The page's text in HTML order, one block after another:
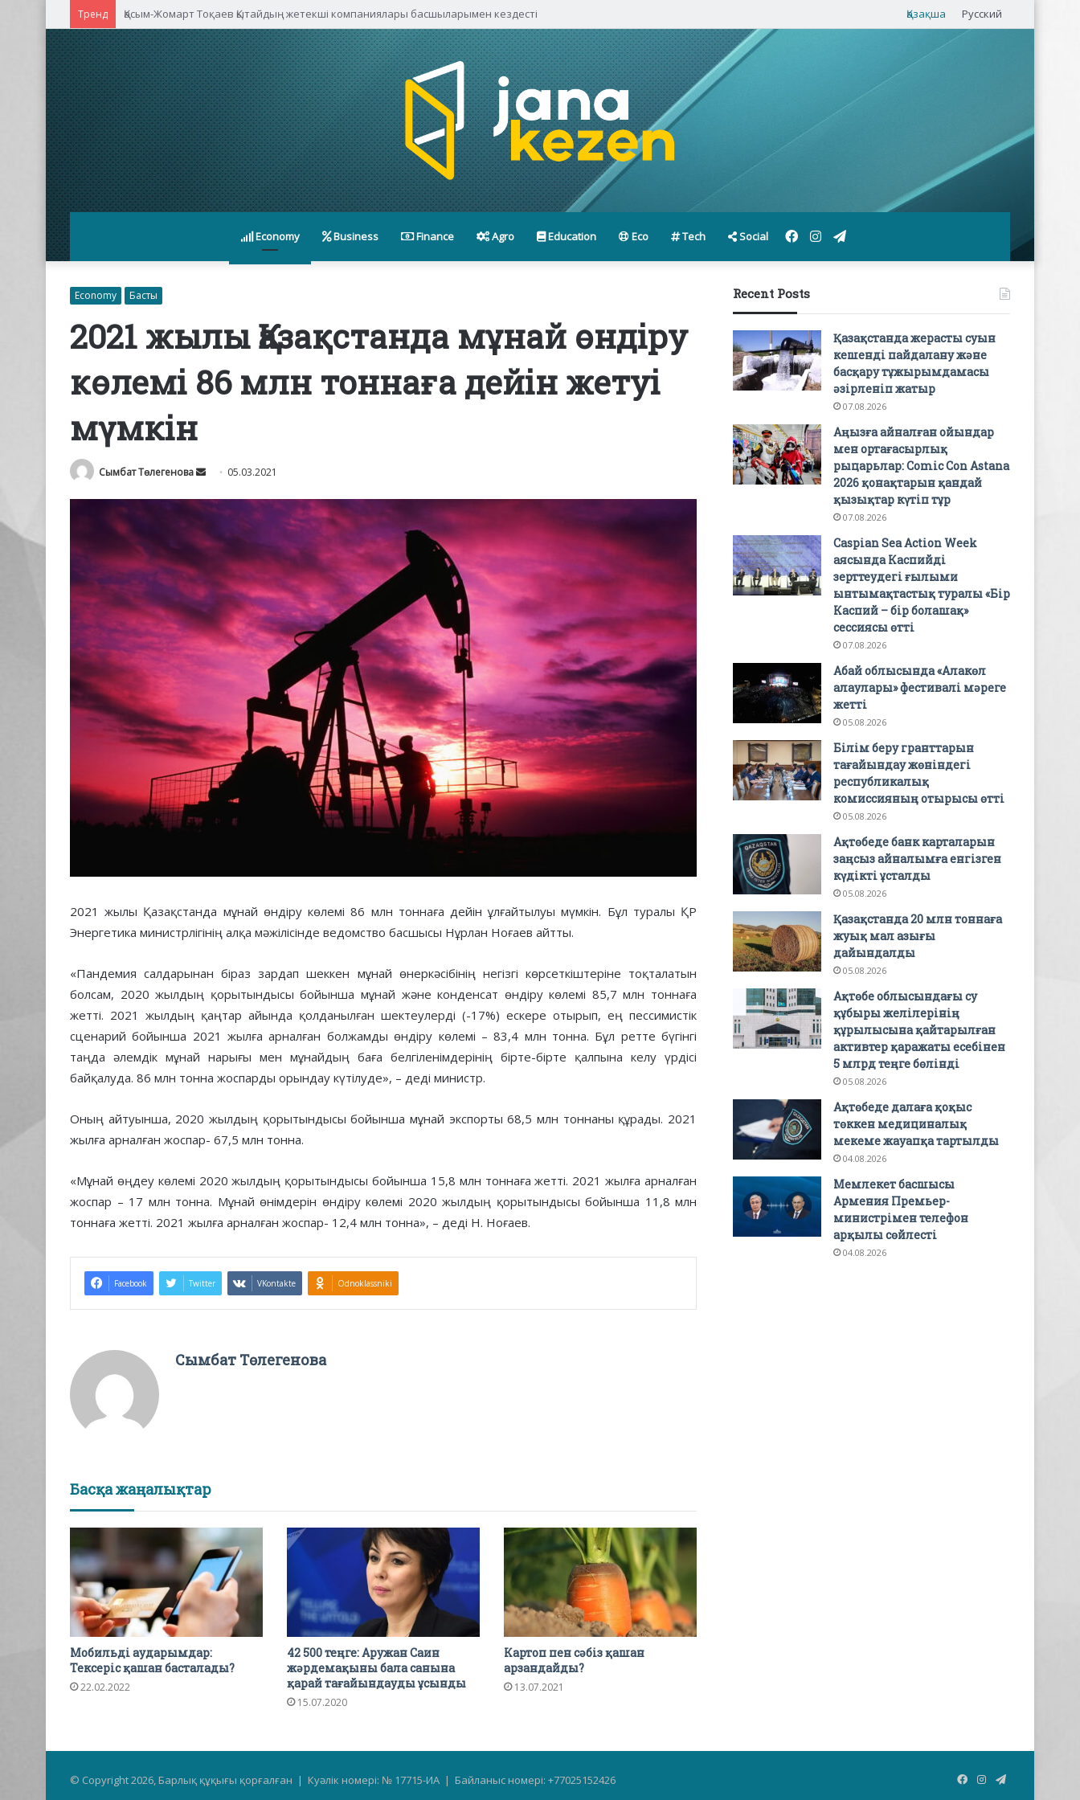
Тренд Қасым-Жомарт Тоқаев Қытайдың жетекші компаниялары басшыларымен кездесті Қазақша Русский
Economy Business Finance Agro Education Eco Tech Social Telegram
Instagram
Facebook
Economy Басты
2021 жылы Қазақстанда мұнай өндіру
көлемі 86 млн тоннаға дейін жетуі
мүмкін
Сымбат Төлегенова
Send
email
05.03.2021
2021 жылы Қазақстанда мұнай өндіру көлемі 86 млн тоннаға дейін ұлғайтылуы мүмкін. Бұл туралы ҚР
Энергетика министрлігінің алқа мәжілісінде ведомство басшысы Нұрлан Ноғаев айтты.
«Пандемия салдарынан біраз зардап шеккен мұнай өнеркәсібінің негізгі көрсеткіштеріне тоқталатын
болсам, 2020 жылдың қорытындысы бойынша мұнай және конденсат өндіру көлемі 85,7 млн тоннаға
жетті. 2021 жылдың қаңтар айында қолданылған шектеулерді (-17%) ескере отырып, ең пессимистік
сценарий бойынша 2021 жылға арналған болжамды өндіру көлемі – 83,4 млн тонна. Бұл ретте бүгінгі
таңда әлемдік мұнай нарығы мен мұнайдың баға белгіленімдерінің бірте-бірте қалпына келу үрдісі
байқалуда. 86 млн тонна жоспарды орындау күтілуде», – деді министр.
Оның айтуынша, 2020 жылдың қорытындысы бойынша мұнай экспорты 68,5 млн тоннаны құрады. 2021
жылға арналған жоспар- 67,5 млн тонна.
«Мұнай өңдеу көлемі 2020 жылдың қорытындысы бойынша 15,8 млн тоннаға жетті. 2021 жылға арналған
жоспар – 17 млн тонна. Мұнай өнімдерін өндіру көлемі 2020 жылдың қорытындысы бойынша 11,8 млн
тоннаға жетті. 2021 жылға арналған жоспар- 12,4 млн тонна», – деді Н. Ноғаев.
Facebook Twitter VKontakte Odnoklassniki
Сымбат Төлегенова
Басқа жаңалықтар
Мобильді аударымдар:
Тексеріс қашан басталады?
22.02.2022
42 500 теңге: Аружан Саин
жәрдемақыны бала санына
қарай тағайындауды ұсынды
15.07.2020
Картоп пен сәбіз қашан
арзандайды?
13.07.2021
Recent Posts
Қазақстанда жерасты суын
кешенді пайдалану және
басқару тұжырымдамасы
әзірленіп жатыр
07.08.2026
Аңызға айналған ойындар
мен ортағасырлық
рыцарьлар: Comic Con Astana
2026 қонақтарын қандай
қызықтар күтіп тұр
07.08.2026
Caspian Sea Action Week
аясында Каспийді
зерттеудегі ғылыми
ынтымақтастық туралы «Бір
Каспий – бір болашақ»
сессиясы өтті
07.08.2026
Абай облысында «Алакөл
алаулары» фестивалі мәреге
жетті
05.08.2026
Білім беру гранттарын
тағайындау жөніндегі
республикалық
комиссияның отырысы өтті
05.08.2026
Ақтөбеде банк карталарын
заңсыз айналымға енгізген
күдікті ұсталды
05.08.2026
Қазақстанда 20 млн тоннаға
жуық мал азығы
дайындалды
05.08.2026
Ақтөбе облысындағы су
құбыры желілерінің
құрылысына қайтарылған
активтер қаражаты есебінен
5 млрд теңге бөлінді
05.08.2026
Ақтөбеде далаға қоқыс
төккен медициналық
мекеме жауапқа тартылды
04.08.2026
Мемлекет басшысы
Армения Премьер-
министрімен телефон
арқылы сөйлесті
04.08.2026
© Copyright 2026, Барлық құқығы қорғалған | Куәлік номері: № 17715-ИА | Байланыс номері: +77025152426 FacebookInstagram
Telegram